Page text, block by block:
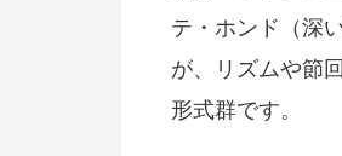
テ・ホンド（深
が、リズムや節
形式群です。